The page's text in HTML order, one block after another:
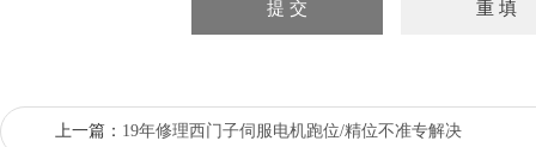
上一篇： 19年修理‌西门子伺服电机跑位/精位不准专解决